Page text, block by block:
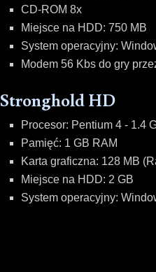
CD-ROM 8x
Miejsce na HDD: 750 MB
System operacyjny:
Modem 56 Kbs do gry
Stronghold HD
Procesor: Pentium 4 - 1.4
Pamięć: 1 GB RAM
Karta graficzna: 128 MB
Miejsce na HDD: 2 GB
System operacyjny: